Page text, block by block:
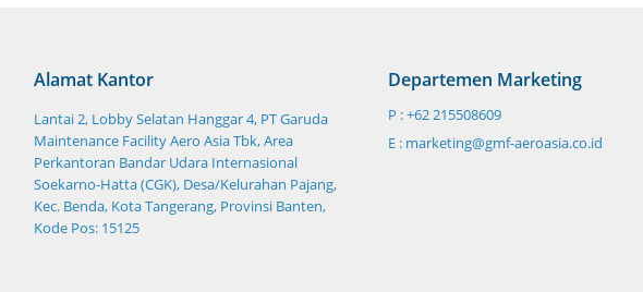
Alamat Kantor
Lantai 2, Lobby Selatan Hanggar 4, PT Garuda
Maintenance Facility Aero Asia Tbk, Area
Perkantoran Bandar Udara Internasional
Soekarno-Hatta (CGK), Desa/Kelurahan Pajang,
Kec. Benda, Kota Tangerang, Provinsi Banten,
Kode Pos: 15125
Departemen Marketing
P : +62 215508609
E : marketing@gmf-aeroasia.co.id